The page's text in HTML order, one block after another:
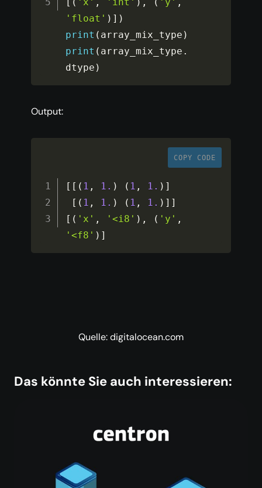
'float' ) ] )
print ( array_mix_type )
print ( array_mix_type .
dtype )
Output:
COPY CODE
[ [ ( 1 , 1. ) ( 1 , 1. ) ]
[ ( 1 , 1. ) ( 1 , 1. ) ] ]
[ ( 'x' , '<i8' ) , ( 'y' ,
'<f8' ) ]
Quelle: digitalocean.com
Das könnte Sie auch interessieren: